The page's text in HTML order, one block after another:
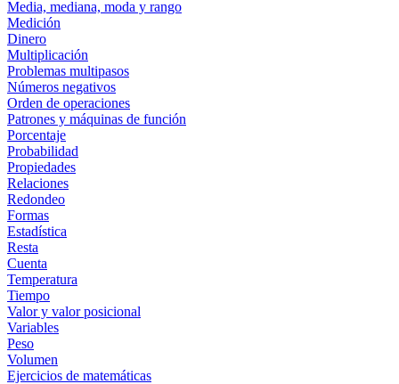
Media, mediana, moda y rango
Medición
Dinero
Multiplicación
Problemas multipasos
Números negativos
Orden de operaciones
Patrones y máquinas de función
Porcentaje
Probabilidad
Propiedades
Relaciones
Redondeo
Formas
Estadística
Resta
Cuenta
Temperatura
Tiempo
Valor y valor posicional
Variables
Peso
Volumen
Ejercicios de matemáticas